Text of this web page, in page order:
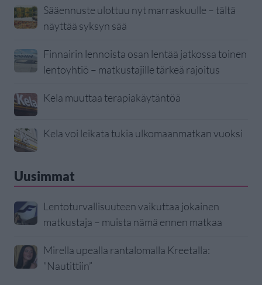
Sääennuste ulottuu nyt marraskuulle – tältä
näyttää syksyn sää
Finnairin lennoista osan lentää jatkossa toinen
lentoyhtiö – matkustajille tärkeä rajoitus
Kela muuttaa terapiakäytäntöä
Kela voi leikata tukia ulkomaanmatkan vuoksi
Uusimmat
Lentoturvallisuuteen vaikuttaa jokainen
matkustaja – muista nämä ennen matkaa
Mirella upealla rantalomalla Kreetalla:
”Nautittiin”